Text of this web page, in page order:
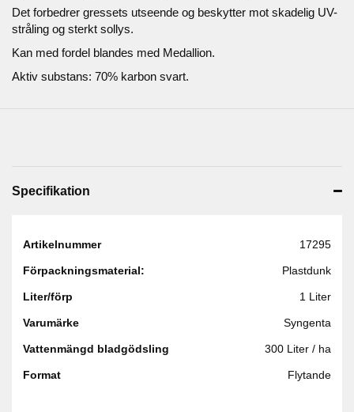
Det forbedrer gressets utseende og beskytter mot skadelig UV-
stråling og sterkt sollys.
Kan med fordel blandes med Medallion.
Aktiv substans: 70% karbon svart.
Specifikation
Artikelnummer 17295
Förpackningsmaterial: Plastdunk
Liter/förp 1 Liter
Varumärke Syngenta
Vattenmängd bladgödsling 300 Liter / ha
Format Flytande